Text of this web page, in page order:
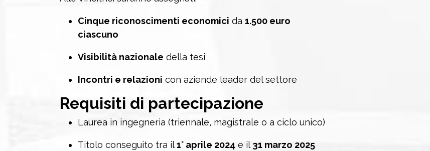
Cinque riconoscimenti economici da 1.500 euro
ciascuno
Visibilità nazionale della tesi
Incontri e relazioni con aziende leader del settore
Requisiti di partecipazione
Laurea in ingegneria (triennale, magistrale o a ciclo unico)
Titolo conseguito tra il1° aprile 2024 e il31 marzo 2025